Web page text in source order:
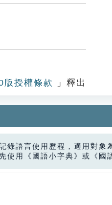
授權條款 」釋出
錄語言使用歷程，適用對象
使用《國語小字典》或《國